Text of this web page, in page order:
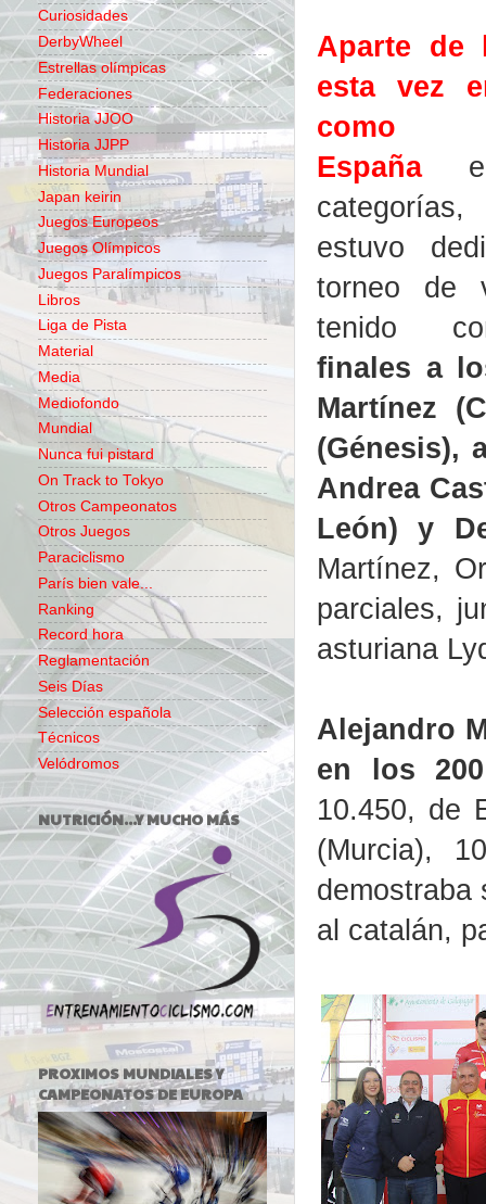
Aparte de
esta vez
como
Españaen
estuvo
torneo de
tenido
finales a
Martínez
(Génesis),
Andrea
León) y
Martínez,
parciales,
asturiana
Alejandro
en los 200
10.450, de
(Murcia),
demostraba
al catalán,
Curiosidades
DerbyWheel
Estrellas olímpicas
Federaciones
Historia JJOO
Historia JJPP
Historia Mundial
Japan keirin
Juegos Europeos
Juegos Olímpicos
Juegos Paralímpicos
Libros
Liga de Pista
Material
Media
Mediofondo
Mundial
Nunca fui pistard
On Track to Tokyo
Otros Campeonatos
Otros Juegos
Paraciclismo
París bien vale...
Ranking
Record hora
Reglamentación
Seis Días
Selección española
Técnicos
Velódromos
NUTRICIÓN...Y MUCHO MÁS
PROXIMOS MUNDIALES Y
CAMPEONATOS DE EUROPA